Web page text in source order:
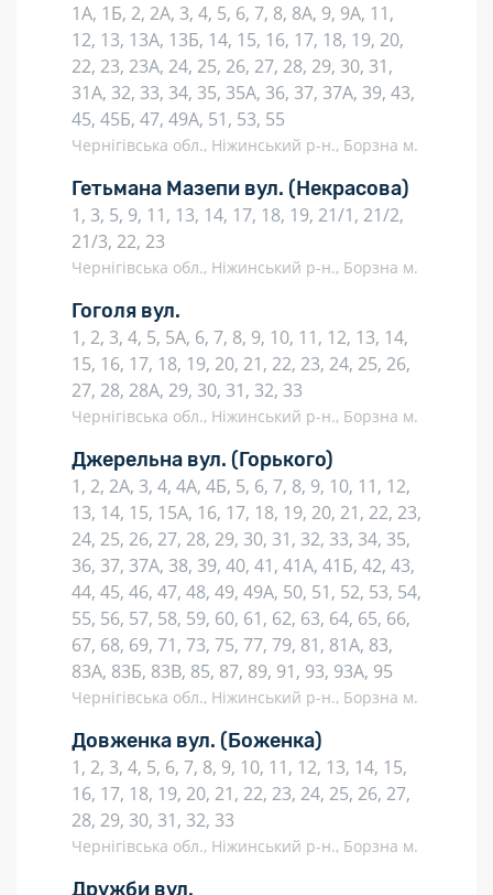
1А, 1Б, 2, 2А, 3, 4, 5, 6, 7, 8, 8А, 9, 9А, 11,
12, 13, 13А, 13Б, 14, 15, 16, 17, 18, 19, 20,
22, 23, 23А, 24, 25, 26, 27, 28, 29, 30, 31,
31А, 32, 33, 34, 35, 35А, 36, 37, 37А, 39, 43,
45, 45Б, 47, 49А, 51, 53, 55
Чернігівська обл., Ніжинський р-н., Борзна м.
Гетьмана Мазепи вул. (Некрасова)
1, 3, 5, 9, 11, 13, 14, 17, 18, 19, 21/1, 21/2,
21/3, 22, 23
Чернігівська обл., Ніжинський р-н., Борзна м.
Гоголя вул.
1, 2, 3, 4, 5, 5А, 6, 7, 8, 9, 10, 11, 12, 13, 14,
15, 16, 17, 18, 19, 20, 21, 22, 23, 24, 25, 26,
27, 28, 28А, 29, 30, 31, 32, 33
Чернігівська обл., Ніжинський р-н., Борзна м.
Джерельна вул. (Горького)
1, 2, 2А, 3, 4, 4А, 4Б, 5, 6, 7, 8, 9, 10, 11, 12,
13, 14, 15, 15А, 16, 17, 18, 19, 20, 21, 22, 23,
24, 25, 26, 27, 28, 29, 30, 31, 32, 33, 34, 35,
36, 37, 37А, 38, 39, 40, 41, 41А, 41Б, 42, 43,
44, 45, 46, 47, 48, 49, 49А, 50, 51, 52, 53, 54,
55, 56, 57, 58, 59, 60, 61, 62, 63, 64, 65, 66,
67, 68, 69, 71, 73, 75, 77, 79, 81, 81А, 83,
83А, 83Б, 83В, 85, 87, 89, 91, 93, 93А, 95
Чернігівська обл., Ніжинський р-н., Борзна м.
Довженка вул. (Боженка)
1, 2, 3, 4, 5, 6, 7, 8, 9, 10, 11, 12, 13, 14, 15,
16, 17, 18, 19, 20, 21, 22, 23, 24, 25, 26, 27,
28, 29, 30, 31, 32, 33
Чернігівська обл., Ніжинський р-н., Борзна м.
Дружби вул.